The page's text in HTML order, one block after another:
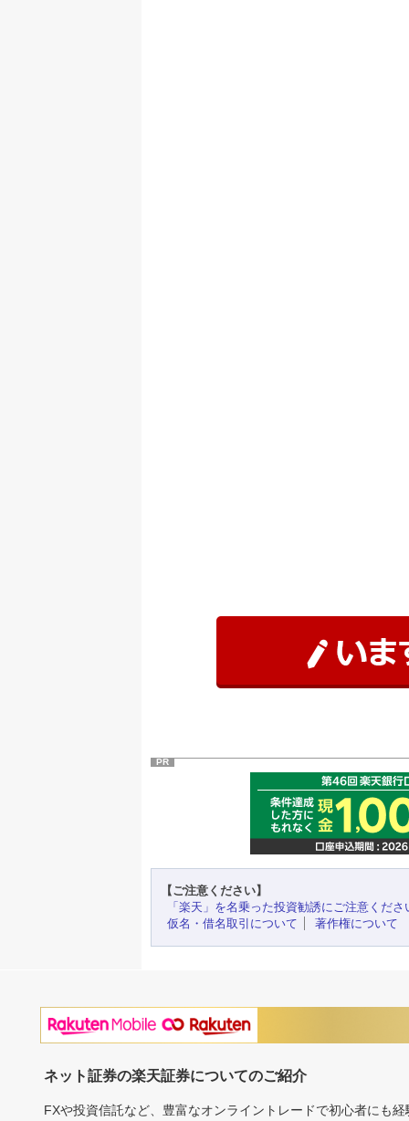
PR
【ご注意ください】
「楽天」を名乗った投資勧誘にご注意くださ
仮名・借名取引について
著作権について
ネット証券の楽天証券についてのご紹介
FXや投資信託など、豊富なオンライントレードで初心者にも